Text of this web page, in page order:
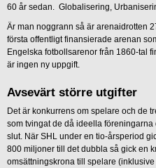
60 år sedan. Globalisering,
Är man noggrann så är arenaidrotten
första offentligt finansierade arenan
Engelska fotbollsarenor från 1860-tal
är ingen ny uppgift.
Avsevärt större utgifter
Det är konkurrens om spelare och de
som tvingat de då ideella
slut. När SHL under en tio-årsperiod
800 miljoner till det dubbla så gick en
omsättningskrona till spelare